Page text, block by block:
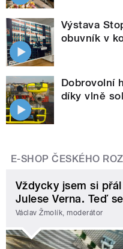
Výstava
obuvník v
Dobrovolní
díky vlně
E-SHOP ČESKÉHO
Vždycky jsem si
Julese Verna. Teď
Václav Žmolík, moderátor